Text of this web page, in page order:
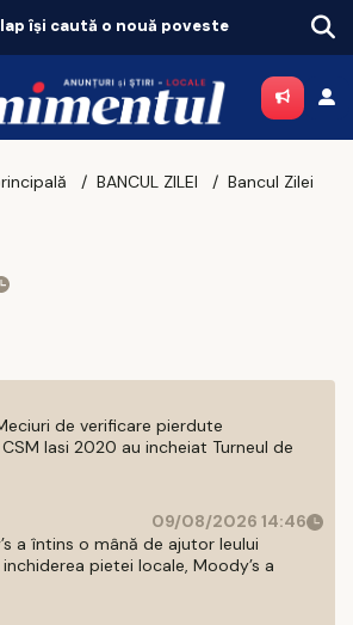
îşi caută o nouă poveste
BANCUL ZILEI Bancul Zilei
de verificare pierdute
Iasi 2020 au incheiat Turneul de
09/08/2026 14:46
a întins o mână de ajutor leului
pietei locale, Moody’s a